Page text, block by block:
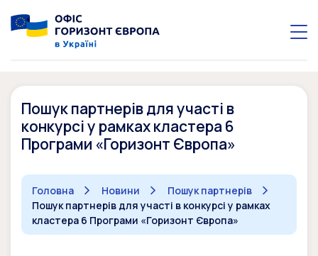
Пошук партнерів для участі в
конкурсі у рамках кластера 6
Програми «Горизонт Європа»
Головна Новини
Пошук партнерів
Пошук партнерів для участі в конкурсі у рамках
кластера 6 Програми «Горизонт Європа»